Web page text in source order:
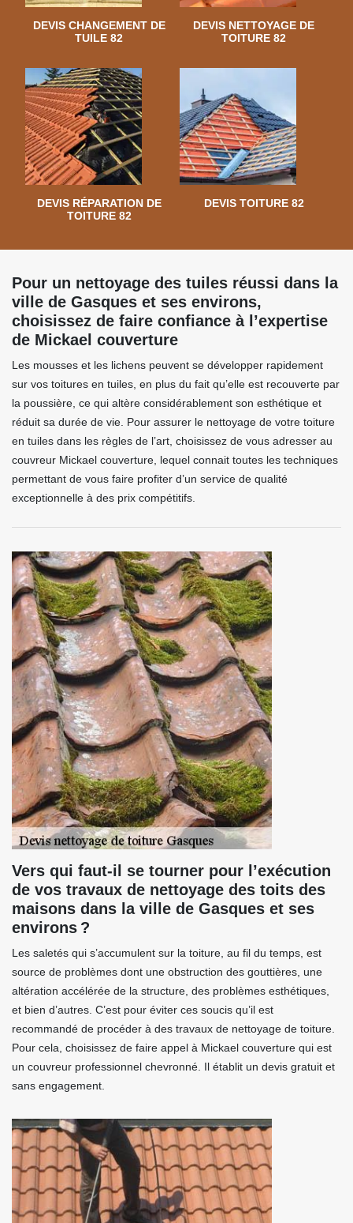
DEVIS CHANGEMENT DE
TUILE 82
DEVIS NETTOYAGE DE
TOITURE 82
DEVIS RÉPARATION DE
TOITURE 82
DEVIS TOITURE 82
Pour un nettoyage des tuiles réussi dans la
ville de Gasques et ses environs,
choisissez de faire confiance à l’expertise
de Mickael couverture
Les mousses et les lichens peuvent se développer rapidement
sur vos toitures en tuiles, en plus du fait qu’elle est recouverte par
la poussière, ce qui altère considérablement son esthétique et
réduit sa durée de vie. Pour assurer le nettoyage de votre toiture
en tuiles dans les règles de l’art, choisissez de vous adresser au
couvreur Mickael couverture, lequel connait toutes les techniques
permettant de vous faire profiter d’un service de qualité
exceptionnelle à des prix compétitifs.
Vers qui faut-il se tourner pour l’exécution
de vos travaux de nettoyage des toits des
maisons dans la ville de Gasques et ses
environs ?
Les saletés qui s’accumulent sur la toiture, au fil du temps, est
source de problèmes dont une obstruction des gouttières, une
altération accélérée de la structure, des problèmes esthétiques,
et bien d’autres. C’est pour éviter ces soucis qu’il est
recommandé de procéder à des travaux de nettoyage de toiture.
Pour cela, choisissez de faire appel à Mickael couverture qui est
un couvreur professionnel chevronné. Il établit un devis gratuit et
sans engagement.